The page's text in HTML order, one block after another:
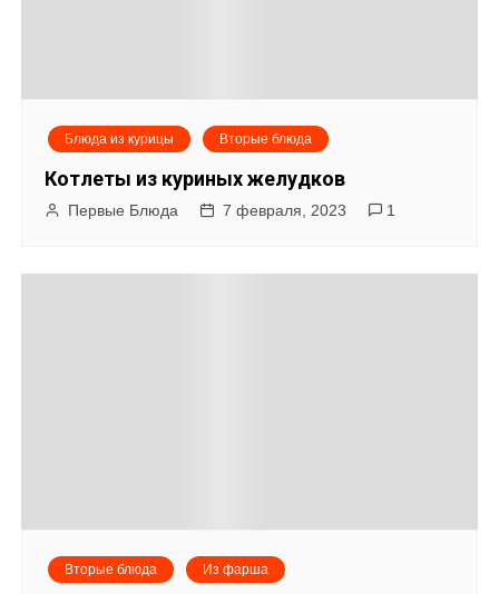
Блюда из курицы Вторые блюда
Котлеты из куриных желудков
Первые Блюда 7 февраля, 2023 1
Вторые блюда Из фарша